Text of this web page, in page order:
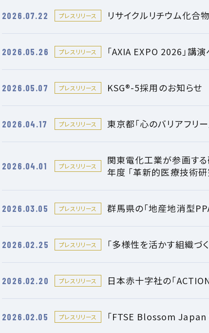
2026.07.22 プレスリリース リサイクルリチウム化
2026.05.26 プレスリリース 「AXIA EXPO 2026」講
2026.05.07 プレスリリース KSG®-5採用のお知らせ
2026.04.17 プレスリリース 東京都「心のバリアフリ
2026.04.01 プレスリリース
関東電化工業が参画す
年度 「革新的医療技術
2026.03.05 プレスリリース 群馬県の「地産地消型
2026.02.25 プレスリリース 「多様性を活かす組織づ
2026.02.20 プレスリリース 日本赤十字社の「
2026.02.05 プレスリリース 「FTSE Blossom